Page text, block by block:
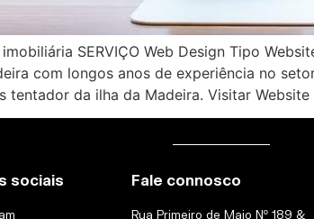
SERVIÇO Web Design Tipo
com longos anos de experiência no
tentador da ilha da Madeira. Visitar
sociais Fale connosco
Rua Primeiro de Maio Nº 189 &